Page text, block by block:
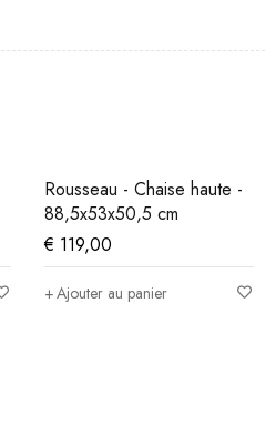
Rousseau - Chaise haute -
88,5x53x50,5 cm
€ 119,00
Ajouter au panier